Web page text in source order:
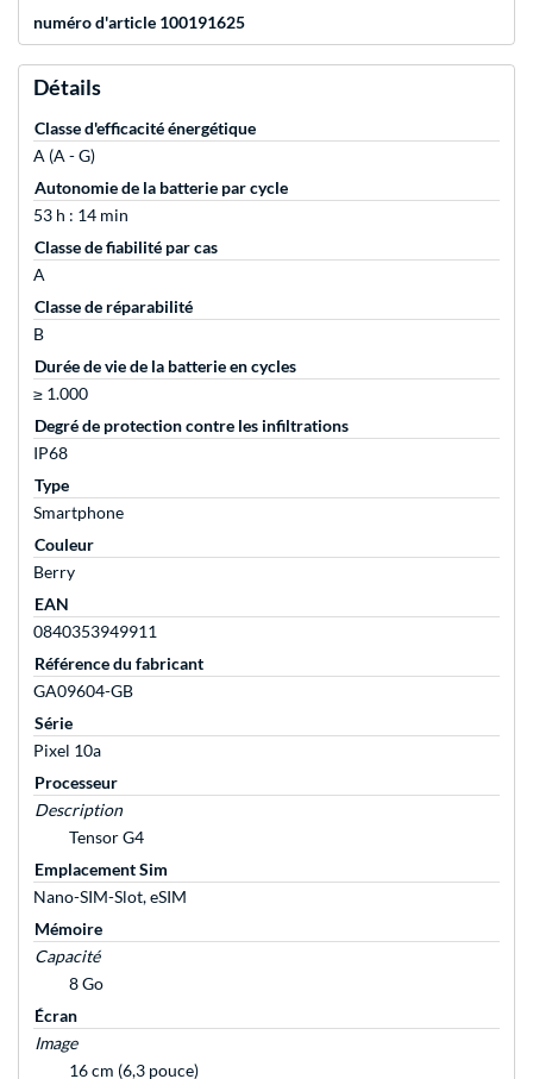
numéro d'article 100191625
Détails
Classe d'efficacité énergétique
A (A - G)
Autonomie de la batterie par cycle
53 h : 14 min
Classe de fiabilité par cas
A
Classe de réparabilité
B
Durée de vie de la batterie en cycles
≥ 1.000
Degré de protection contre les infiltrations
IP68
Type
Smartphone
Couleur
Berry
EAN
0840353949911
Référence du fabricant
GA09604-GB
Série
Pixel 10a
Processeur
Description
Tensor G4
Emplacement Sim
Nano-SIM-Slot, eSIM
Mémoire
Capacité
8 Go
Écran
Image
16 cm (6,3 pouce)